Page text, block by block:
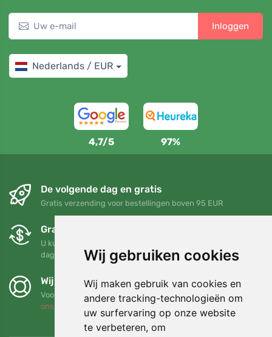
Wij gebruiken cookies
Wij maken gebruik van cookies en
andere tracking-technologieën om
uw surfervaring op onze website
te verbeteren, om
Inloggen
Nederlands / EUR
4,7/5 97%
De volgende dag en gratis
Gratis verzending voor bestellingen boven 95 EUR
Gratis ruilen en retourneren
U kunt uw bestelling op elk gewenst moment binnen 90
dagen retourneren of ruilen
Wij steunen Trees.org
Voor elke bestelling planten we een boom! Lees meer Over
ons